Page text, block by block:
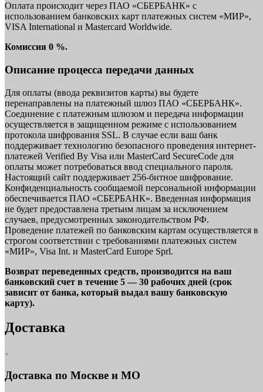
Оплата происходит через ПАО «СБЕРБАНК» с
использованием банковских карт платежных систем «МИР»,
VISA International и Mastercard Worldwide.
Комиссия 0 %.
Описание процесса передачи данных
Для оплаты (ввода реквизитов карты) вы будете
перенаправлены на платежный шлюз ПАО «СБЕРБАНК».
Соединение с платежным шлюзом и передача информации
осуществляется в защищенном режиме с использованием
протокола шифрования SSL. В случае если ваш банк
поддерживает технологию безопасного проведения интернет-
платежей Verified By Visa или MasterCard SecureCode для
оплаты может потребоваться ввод специального пароля.
Настоящий сайт поддерживает 256-битное шифрование.
Конфиденциальность сообщаемой персональной информации
обеспечивается ПАО «СБЕРБАНК». Введенная информация
не будет предоставлена третьим лицам за исключением
случаев, предусмотренных законодательством РФ.
Проведение платежей по банковским картам осуществляется в
строгом соответствии с требованиями платежных систем
«МИР», Visa Int. и MasterCard Europe Sprl.
Возврат переведенных средств, производится на ваш
банковский счет в течение 5 — 30 рабочих дней (срок
зависит от банка, который выдал вашу банковскую
карту).
Доставка
Доставка по Москве и МО